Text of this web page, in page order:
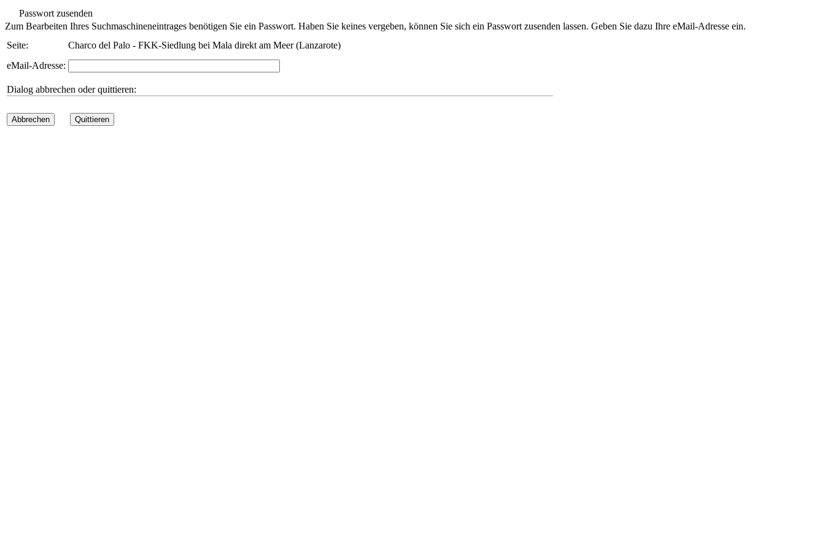
Passwort zusenden
Zum Bearbeiten Ihres Suchmaschineneintrages benötigen Sie ein Passwort. Haben Sie keines vergeben, können Sie sich ein Passwort zusenden lassen. Geben Sie dazu Ihre eMail-Adresse ein.
Seite:
Charco del Palo - FKK-Siedlung bei Mala direkt am Meer (Lanzarote)
eMail-Adresse:
Dialog abbrechen oder quittieren:
Abbrechen Quittieren